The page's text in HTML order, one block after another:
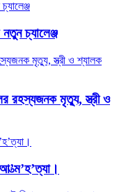
চ্যালেঞ্জ
রহস্যজনক মৃত্যু, স্ত্রী ও